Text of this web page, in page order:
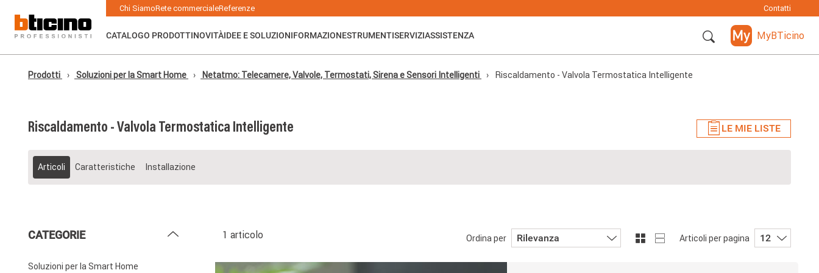
Chi SiamoRete commercialeReferenze Contatti
CATALOGO PRODOTTINOVITÀIDEE E SOLUZIONIFORMAZIONESTRUMENTISERVIZIASSISTENZA MyBTicino
Prodotti Soluzioni per la Smart Home Netatmo: Telecamere, Valvole, Termostati, Sirena e Sensori Intelligenti Riscaldamento - Valvola Termostatica Intelligente
Riscaldamento - Valvola Termostatica Intelligente LE MIE LISTE
Articoli Caratteristiche Installazione
CATEGORIE
Soluzioni per la Smart Home
1 articolo Ordina per Rilevanza Articoli per pagina 12